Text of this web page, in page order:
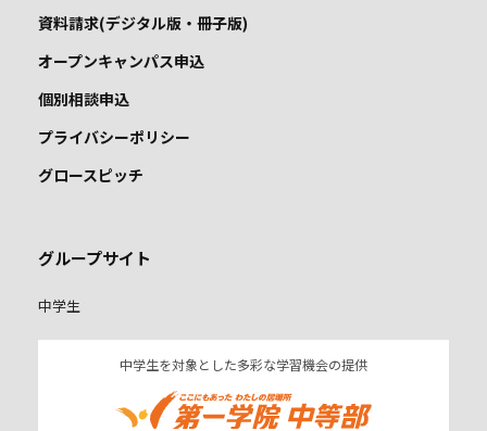
資料請求(デジタル版・冊子版)
オープンキャンパス申込
個別相談申込
プライバシーポリシー
グロースピッチ
グループサイト
中学生
中学生を対象とした多彩な学習機会の提供